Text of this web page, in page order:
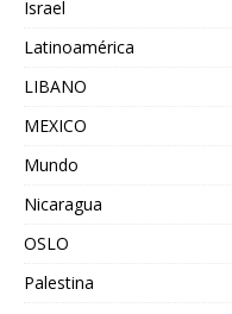
Israel
Latinoamérica
LIBANO
MEXICO
Mundo
Nicaragua
OSLO
Palestina